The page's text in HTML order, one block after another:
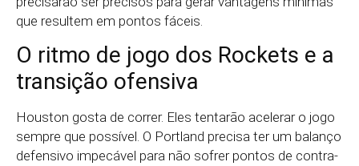
que resultem em pontos fáceis.
O ritmo de jogo dos Rockets e a
transição ofensiva
Houston gosta de correr. Eles tentarão acelerar o jogo
sempre que possível. O Portland precisa ter um balanço
defensivo impecável para não sofrer pontos de contra-